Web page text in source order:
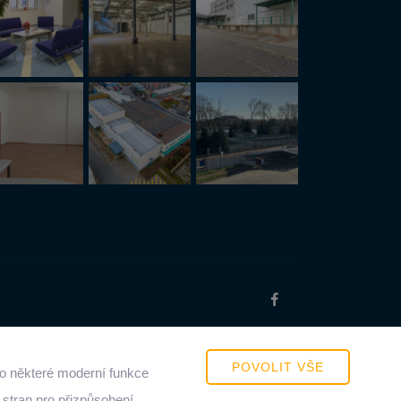
některé moderní funkce
POVOLIT VŠE